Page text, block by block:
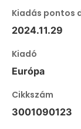
Kiadás pontos
2024.11.29
Kiadó
Európa
Cikkszám
3001090123